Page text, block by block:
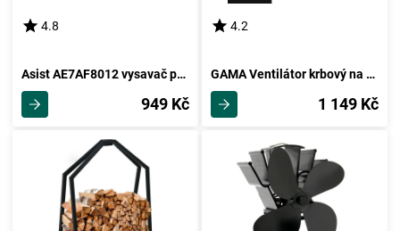
4.8
Asist AE7AF8012 vysavač popela 800 W, 12 l
949 Kč
4.2
GAMA Ventilátor krbový na kouřovod
1 149 Kč